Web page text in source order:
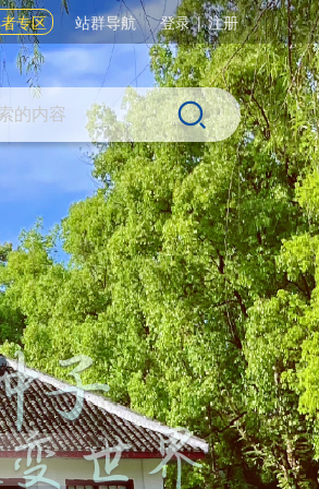
专区 站群导航 登录|注册